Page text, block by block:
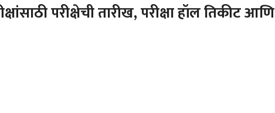
परीक्षेची तारीख, परीक्षा हॉल तिकीट आणि